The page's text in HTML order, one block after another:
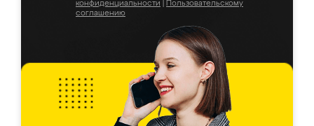
конфиденциальности
Пользовательскому
соглашению